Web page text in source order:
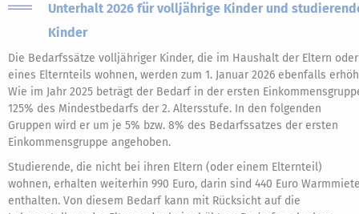
Unterhalt 2026 für volljährige Kinder und
Kinder
Die Bedarfssätze volljähriger Kinder, die im Haushalt der Eltern oder
eines Elternteils wohnen, werden zum 1. Januar 2026 ebenfalls
Wie im Jahr 2025 beträgt der Bedarf in der ersten
125% des Mindestbedarfs der 2. Altersstufe. In den folgenden
Gruppen wird er um je 5% bzw. 8% des Bedarfssatzes der ersten
Einkommensgruppe angehoben.
Studierende, die nicht bei ihren Eltern (oder einem Elternteil)
wohnen, erhalten weiterhin 990 Euro, darin sind 440 Euro
enthalten. Von diesem Bedarf kann mit Rücksicht auf die